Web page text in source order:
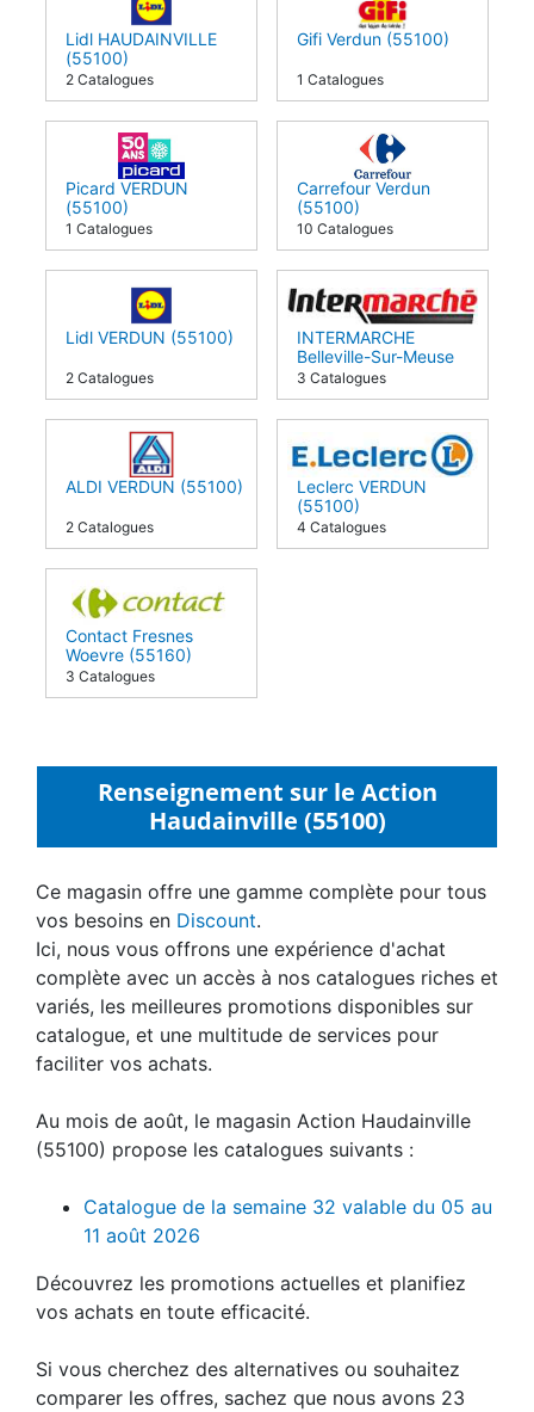
Lidl HAUDAINVILLE
(55100)
2 Catalogues
Gifi Verdun (55100)
1 Catalogues
Picard VERDUN
(55100)
1 Catalogues
Carrefour Verdun
(55100)
10 Catalogues
Lidl VERDUN (55100)
2 Catalogues
INTERMARCHE
Belleville-Sur-Meuse
(55430)
3 Catalogues
ALDI VERDUN (55100)
2 Catalogues
Leclerc VERDUN
(55100)
4 Catalogues
Contact Fresnes
Woevre (55160)
3 Catalogues
Renseignement sur le Action
Haudainville (55100)
Ce magasin offre une gamme complète pour tous
vos besoins en Discount.
Ici, nous vous offrons une expérience d'achat
complète avec un accès à nos catalogues riches et
variés, les meilleures promotions disponibles sur
catalogue, et une multitude de services pour
faciliter vos achats.
Au mois de août, le magasin Action Haudainville
(55100) propose les catalogues suivants :
Catalogue de la semaine 32 valable du 05 au
11 août 2026
Découvrez les promotions actuelles et planifiez
vos achats en toute efficacité.
Si vous cherchez des alternatives ou souhaitez
comparer les offres, sachez que nous avons 23